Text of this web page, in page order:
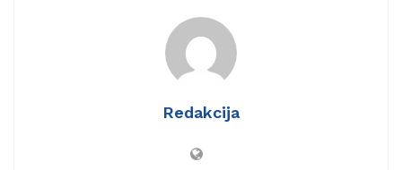
Redakcija